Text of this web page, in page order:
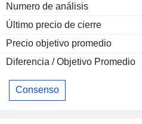
Numero de análisis
Último precio de cierre
Precio objetivo promedio
Diferencia / Objetivo Promedio
Consenso